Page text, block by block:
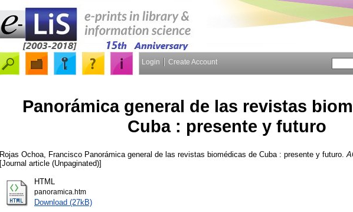
Login Create Account
Panorámica general de las revistas
Cuba : presente y futuro
Rojas Ochoa, Francisco Panorámica general de las revistas biomédicas de Cuba : presente y futuro.
[Journal article (Unpaginated)]
HTML
panoramica.htm
Download (27kB)